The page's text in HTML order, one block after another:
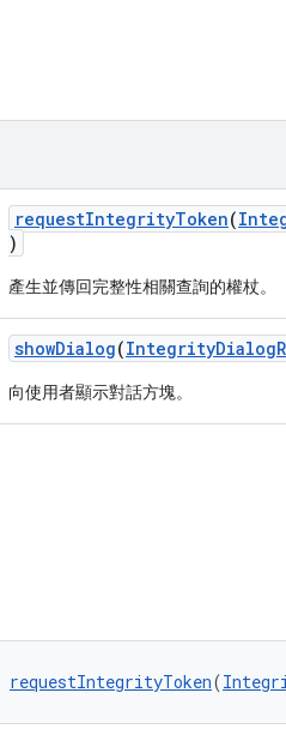
requestIntegrityToken(
)
產生並傳回完整性相關查詢的權杖。
showDialog(
向使用者顯示對話方塊。
requestIntegrityToken(